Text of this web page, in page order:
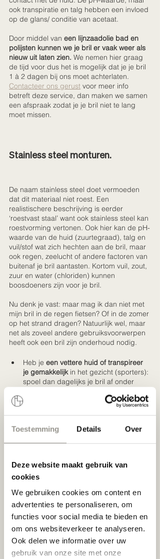
Toestemming Details Over
Deze website maakt gebruik van
cookies
We gebruiken cookies om content en
advertenties te personaliseren, om
functies voor social media te bieden en
om ons websiteverkeer te analyseren.
Ook delen we informatie over uw
gebruik van onze site met onze
ook transpiratie en talg hebben een invloed
op de glans/ conditie van acetaat.
Door middel van een lijnzaadolie bad en
polijsten kunnen we je bril er vaak weer als
nieuw uit laten zien. We nemen hier graag
de tijd voor dus het is mogelijk dat je je bril
1 à 2 dagen bij ons moet achterlaten.
Contacteer ons gerust voor meer info
betreft deze service, dan maken we samen
een afspraak zodat je je bril niet te lang
moet missen.
Stainless steel monturen.
De naam stainless steel doet vermoeden
dat dit materiaal niet roest. Een
realistischere beschrijving is eerder
‘roestvast staal’ want ook stainless steel kan
roestvorming vertonen. Ook hier kan de pH-
waarde van de huid (zuurtegraad), talg en
vuil/stof wat zich hechten aan de bril, maar
ook regen, zeelucht of andere factoren van
buitenaf je bril aantasten. Kortom vuil, zout,
zuur en water (chloriden) kunnen
boosdoeners zijn voor je bril.
Nu denk je vast: maar mag ik dan niet met
mijn bril in de regen fietsen? Of in de zomer
op het strand dragen? Natuurlijk wel, maar
net als zoveel andere gebruiksvoorwerpen
heeft ook een bril zijn onderhoud nodig.
Heb je een vettere huid of transpireer
je gemakkelijk in het gezicht (sporters):
spoel dan dagelijks je bril af onder
regelmatig afspoelt met lauw warm
Met je bril in de regen geweest?
waar mogelijk weer met lauwwarm
water of droog deze z.s.m. zodat de
zuren en chlorides in regenwater geen
vat krijgen op je bril.
Ook hier mag je ons altijd over contacteren
voor onderhoudstips of mogelijke
oplossingen om je bril er weer als nieuw uit
te laten zien.